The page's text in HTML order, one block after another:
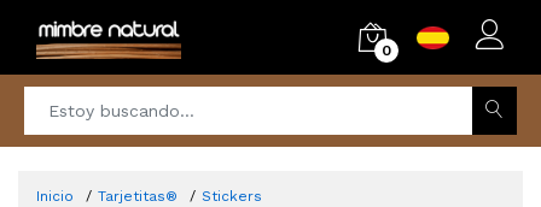
0
Inicio Tarjetitas®
Stickers